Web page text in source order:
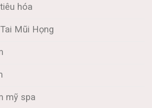
hóa
Mũi Họng
mỹ spa